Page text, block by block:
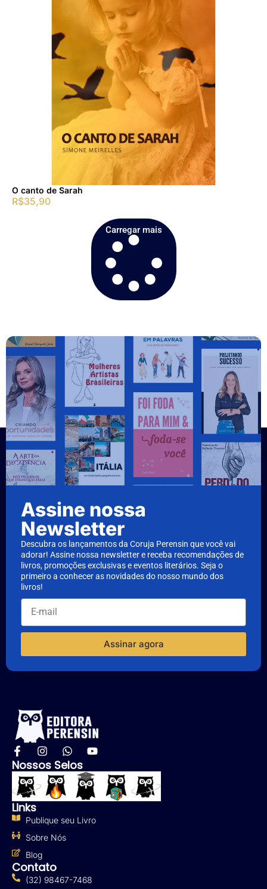
O canto de Sarah
R$35,90
Carregar mais
Assine nossa
Newsletter
Descubra os lançamentos da Coruja Perensin que você vai
adorar! Assine nossa newsletter e receba recomendações de
livros, promoções exclusivas e eventos literários. Seja o
primeiro a conhecer as novidades do nosso mundo dos
livros!
Assinar agora
Nossos Selos
Links
Publique seu Livro
Sobre Nós
Blog
Contato
(32) 98467-7468